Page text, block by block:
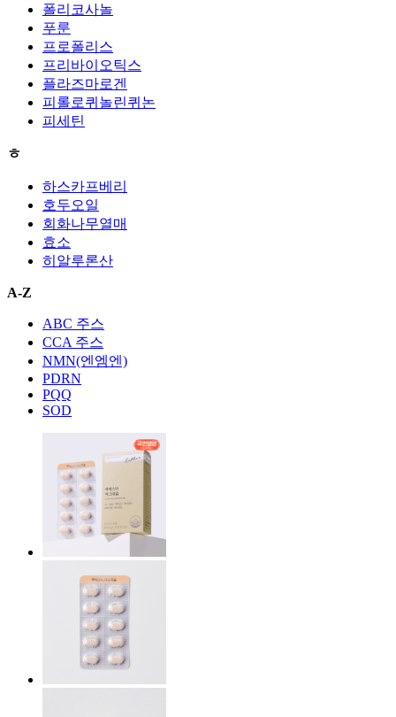
폴리코사놀
푸룬
프로폴리스
프리바이오틱스
플라즈마로겐
피롤로퀴놀린퀴논
피세틴
ㅎ
하스카프베리
호두오일
회화나무열매
효소
히알루론산
A-Z
ABC 주스
CCA 주스
NMN(엔엠엔)
PDRN
PQQ
SOD